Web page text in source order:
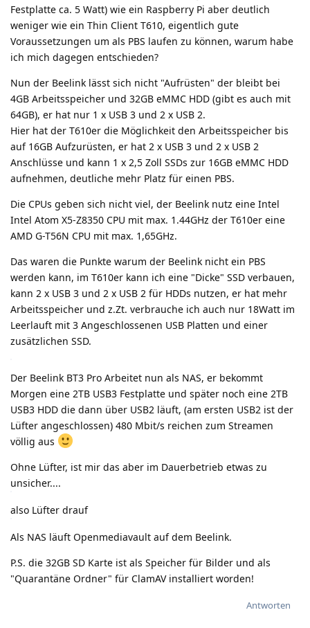
Festplatte ca. 5 Watt) wie ein Raspberry Pi aber deutlich
weniger wie ein Thin Client T610, eigentlich gute
Voraussetzungen um als PBS laufen zu können, warum habe
ich mich dagegen entschieden?
Nun der Beelink lässt sich nicht "Aufrüsten" der bleibt bei
4GB Arbeitsspeicher und 32GB eMMC HDD (gibt es auch mit
64GB), er hat nur 1 x USB 3 und 2 x USB 2.
Hier hat der T610er die Möglichkeit den Arbeitsspeicher bis
auf 16GB Aufzurüsten, er hat 2 x USB 3 und 2 x USB 2
Anschlüsse und kann 1 x 2,5 Zoll SSDs zur 16GB eMMC HDD
aufnehmen, deutliche mehr Platz für einen PBS.
Die CPUs geben sich nicht viel, der Beelink nutz eine Intel
Intel Atom X5-Z8350 CPU mit max. 1.44GHz der T610er eine
AMD G-T56N CPU mit max. 1,65GHz.
Das waren die Punkte warum der Beelink nicht ein PBS
werden kann, im T610er kann ich eine "Dicke" SSD verbauen,
kann 2 x USB 3 und 2 x USB 2 für HDDs nutzen, er hat mehr
Arbeitsspeicher und z.Zt. verbrauche ich auch nur 18Watt im
Leerlauft mit 3 Angeschlossenen USB Platten und einer
zusätzlichen SSD.
Der Beelink BT3 Pro Arbeitet nun als NAS, er bekommt
Morgen eine 2TB USB3 Festplatte und später noch eine 2TB
USB3 HDD die dann über USB2 läuft, (am ersten USB2 ist der
Lüfter angeschlossen) 480 Mbit/s reichen zum Streamen
völlig aus
Ohne Lüfter, ist mir das aber im Dauerbetrieb etwas zu
unsicher....
also Lüfter drauf
Als NAS läuft Openmediavault auf dem Beelink.
P.S. die 32GB SD Karte ist als Speicher für Bilder und als
"Quarantäne Ordner" für ClamAV installiert worden!
Antworten